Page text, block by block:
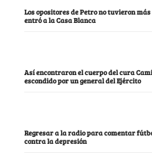
Los opositores de Petro no tuvieron
entró a la Casa Blanca
Así encontraron el cuerpo del cura
escondido por un general del Ejército
Regresar a la radio para comentar
contra la depresión